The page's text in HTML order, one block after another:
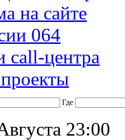
на сайте
064
call-центра
Где
23:00